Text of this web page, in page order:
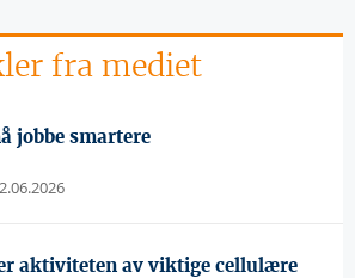
fra mediet
jobbe smartere
aktiviteten av viktige cellulære